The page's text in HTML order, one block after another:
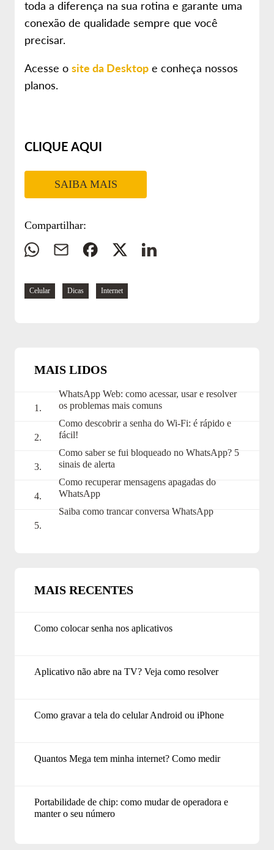
toda a diferença na sua rotina e garante uma
conexão de qualidade sempre que você
precisar.
Acesse o site da Desktop e conheça nossos
planos.
CLIQUE AQUI
SAIBA MAIS
Compartilhar:
mail
Navegue
pelas
Celular Dicas Internet
MAIS LIDOS
WhatsApp Web: como acessar, usar e resolver
os problemas mais comuns
Como descobrir a senha do Wi-Fi: é rápido e
fácil!
Como saber se fui bloqueado no WhatsApp? 5
sinais de alerta
Como recuperar mensagens apagadas do
WhatsApp
Saiba como trancar conversa WhatsApp
MAIS RECENTES
Como colocar senha nos aplicativos
Aplicativo não abre na TV? Veja como resolver
Como gravar a tela do celular Android ou iPhone
Quantos Mega tem minha internet? Como medir
Portabilidade de chip: como mudar de operadora e
manter o seu número